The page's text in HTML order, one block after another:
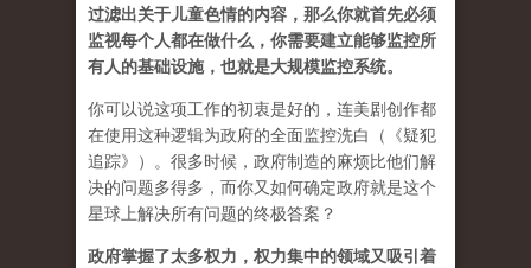
过滤出关于儿童色情的内容，那么你就首先必须
监视每个人都在做什么，你需要建立能够监控所
有人的基础设施，也就是大规模监控系统。
你可以说这项工作的初衷是好的，连美剧创作都
在使用这种逻辑为政府的全面监控洗白（《疑犯
追踪》）。很多时候，政府制造的麻烦比他们解
决的问题多得多，而你又如何确定政府就是这个
星球上解决所有问题的终极答案？
政府掌握了太多权力，权力集中的领域又吸引着